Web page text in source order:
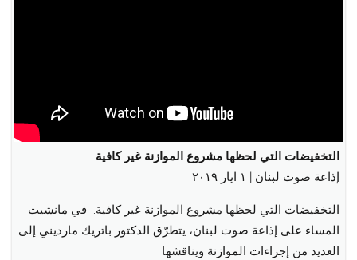
التخفيضات التي لحظها مشروع الموازنة غير كافية
إذاعة صوت لبنان | ١ ايار ٢٠١٩
التخفيضات التي لحظها مشروع الموازنة غير كافية. في مانشيت
المساء على إذاعة صوت لبنان، يتطرّق الدكتور باتريك مارديني إلى
العديد من إجراءات الموازنة ويناقشها